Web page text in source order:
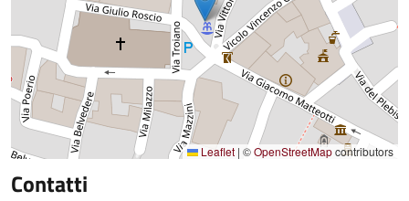
Leaflet | ©OpenStreetMapcontributors
Contatti